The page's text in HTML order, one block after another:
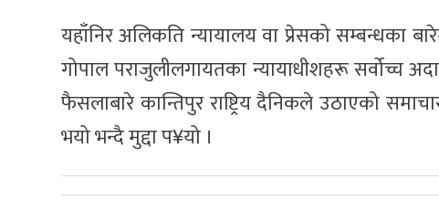
यहाँनिर अलिकति न्यायालय वा प्रेसको सम्बन्धका
गोपाल पराजुलीलगायतका न्यायाधीशहरू सर्वोच्च
फैसलाबारे कान्तिपुर राष्ट्रिय दैनिकले उठाएको
भयो भन्दै मुद्दा प¥यो ।